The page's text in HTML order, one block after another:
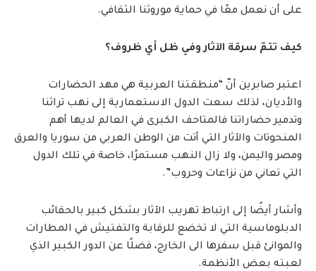
على أن نعمل معًا في حماية موروثنا الثقافي.
كيف تتمّ سرقة الآثار وفي ظل أي ظروف؟
اعتبر صابرين أنّ “منطقتنا العربية هي مهد الحضارات
والأديان، لذلك سعت الدول الاستعمارية إلى نهب تراثنا
وتدمير حضاراتنا فالمتاحف الكبرى في العالم لديها أهم
المنحوتات والآثار التي أتت من الوطن العربي من سوريا والعرق
ومصر واليمن، ولا زال النهب مستمرًا، خاصة في تلك الدول
التي تعاني من نزاعات وحروب”.
وأشار أيضًا إلى ارتباط تهريب الآثار بشكل كبير بالحقائب
الدبلوماسية التي لا تخضع للرقابة والتفتيش في المطارات
والموانئ قبل سفرها الى الخارج، فضلًا عن الدور الكبير الذي
لعبته بعض الأنظمة.